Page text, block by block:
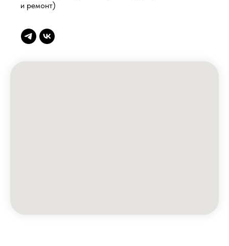
и ремонт)